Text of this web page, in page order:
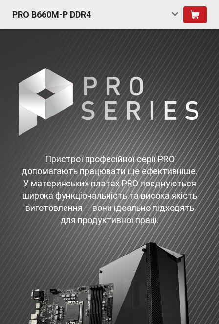
PRO B660M-P DDR4
Пристрої професійної серії PRO
допомагають працювати ще ефективніше.
У материнських платах PRO поєднуються
широка функціональність та висока якість
виготовлення – вони ідеально підходять
для продуктивної праці.